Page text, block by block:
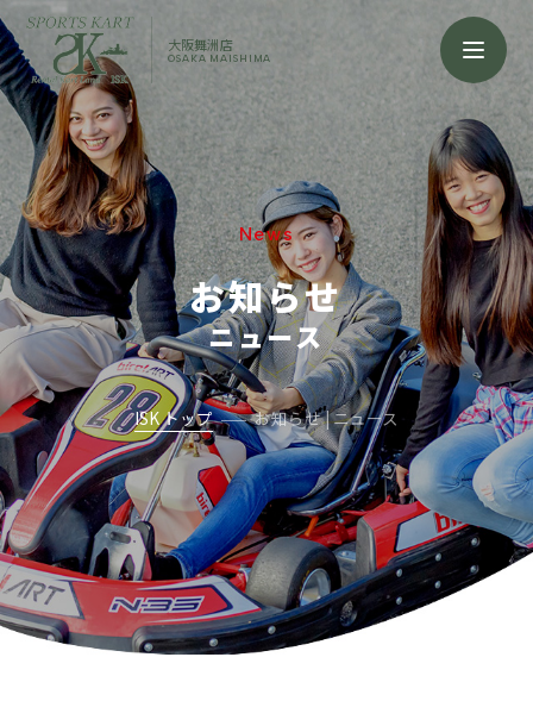
大阪舞洲店
OSAKA MAISHIMA
News
お知らせ
ニュース
ISK トップ お知らせ | ニュース